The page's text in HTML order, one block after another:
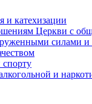
и катехизации
Церкви с
силами
спорту
и